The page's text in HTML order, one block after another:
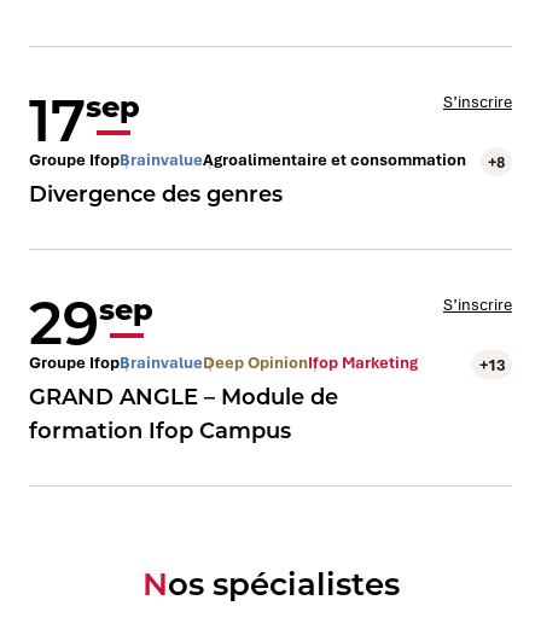
17sep
Groupe IfopBrainvalueAgroalimentaire et consommation +8
Divergence des genres
S’inscrire
29sep
Groupe IfopBrainvalueDeep OpinionIfop Marketing +13
GRAND ANGLE – Module de
formation Ifop Campus
S’inscrire
Nos spécialistes